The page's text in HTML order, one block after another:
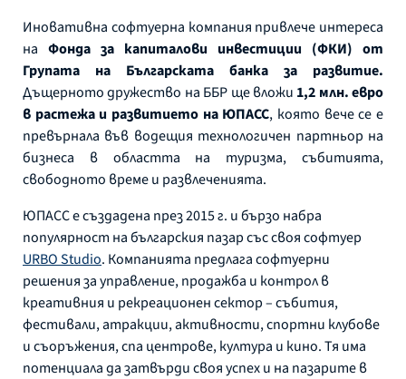
Иновативна софтуерна компания привлече интереса
на Фонда за капиталови инвестиции (ФКИ) от
Групата на Българската банка за развитие.
Дъщерното дружество на ББР ще вложи 1,2 млн. евро
в растежа и развитието на ЮПАСС, която вече се е
превърнала във водещия технологичен партньор на
бизнеса в областта на туризма, събитията,
свободното време и развлеченията.
ЮПАСС е създадена през 2015 г. и бързо набра
популярност на българския пазар със своя софтуер
URBO Studio. Компанията предлага софтуерни
решения за управление, продажба и контрол в
креативния и рекреационен сектор – събития,
фестивали, атракции, активности, спортни клубове
и съоръжения, спа центрове, култура и кино. Тя има
потенциала да затвърди своя успех и на пазарите в